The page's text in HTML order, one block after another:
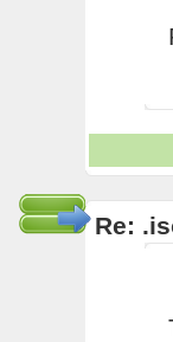
Re: